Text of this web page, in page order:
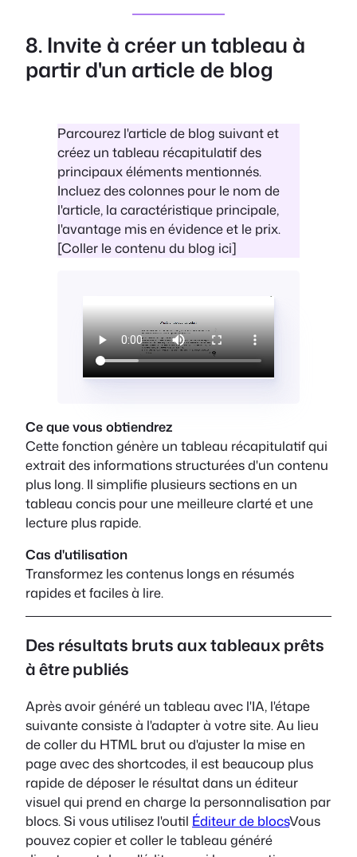
8. Invite à créer un tableau à
partir d'un article de blog
Parcourez l'article de blog suivant et
créez un tableau récapitulatif des
principaux éléments mentionnés.
Incluez des colonnes pour le nom de
l'article, la caractéristique principale,
l'avantage mis en évidence et le prix.
[Coller le contenu du blog ici]
Ce que vous obtiendrez
Cette fonction génère un tableau récapitulatif qui
extrait des informations structurées d'un contenu
plus long. Il simplifie plusieurs sections en un
tableau concis pour une meilleure clarté et une
lecture plus rapide.
Cas d'utilisation
Transformez les contenus longs en résumés
rapides et faciles à lire.
Des résultats bruts aux tableaux prêts
à être publiés
Après avoir généré un tableau avec l'IA, l'étape
suivante consiste à l'adapter à votre site. Au lieu
de coller du HTML brut ou d'ajuster la mise en
page avec des shortcodes, il est beaucoup plus
rapide de déposer le résultat dans un éditeur
visuel qui prend en charge la personnalisation par
blocs. Si vous utilisez l'outil Éditeur de blocsVous
pouvez copier et coller le tableau généré